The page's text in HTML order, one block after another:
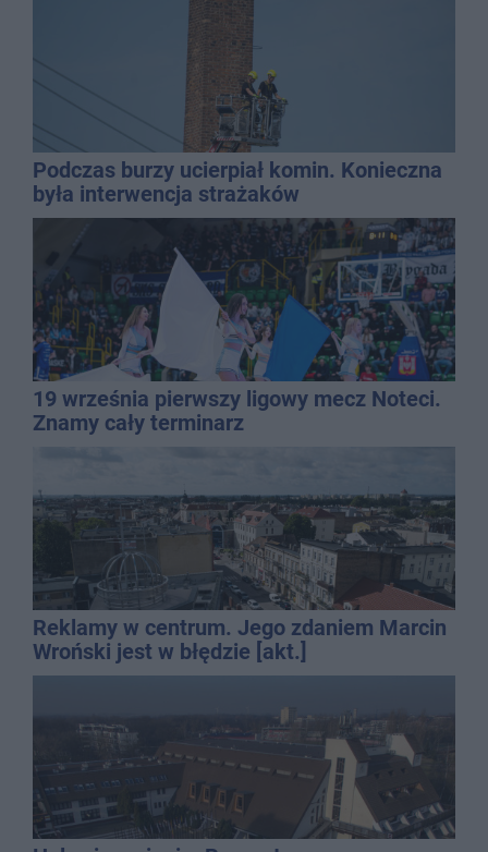
Podczas burzy ucierpiał komin. Konieczna
była interwencja strażaków
19 września pierwszy ligowy mecz Noteci.
Znamy cały terminarz
Reklamy w centrum. Jego zdaniem Marcin
Wroński jest w błędzie [akt.]